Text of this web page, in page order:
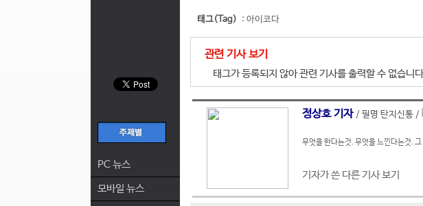
PC 뉴스
모바일 뉴스
태그(Tag) : 아이코다
관련 기사 보기
태그가 등록되지 않아 관련 기사를 출력할 수 없습니다
정상호 기자 / 필명 탄지신통 /
무엇을 한다는것. 무엇을 느낀다는것.
기자가 쓴 다른 기사 보기